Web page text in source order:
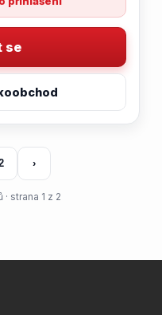
se
›
strana 1 z 2